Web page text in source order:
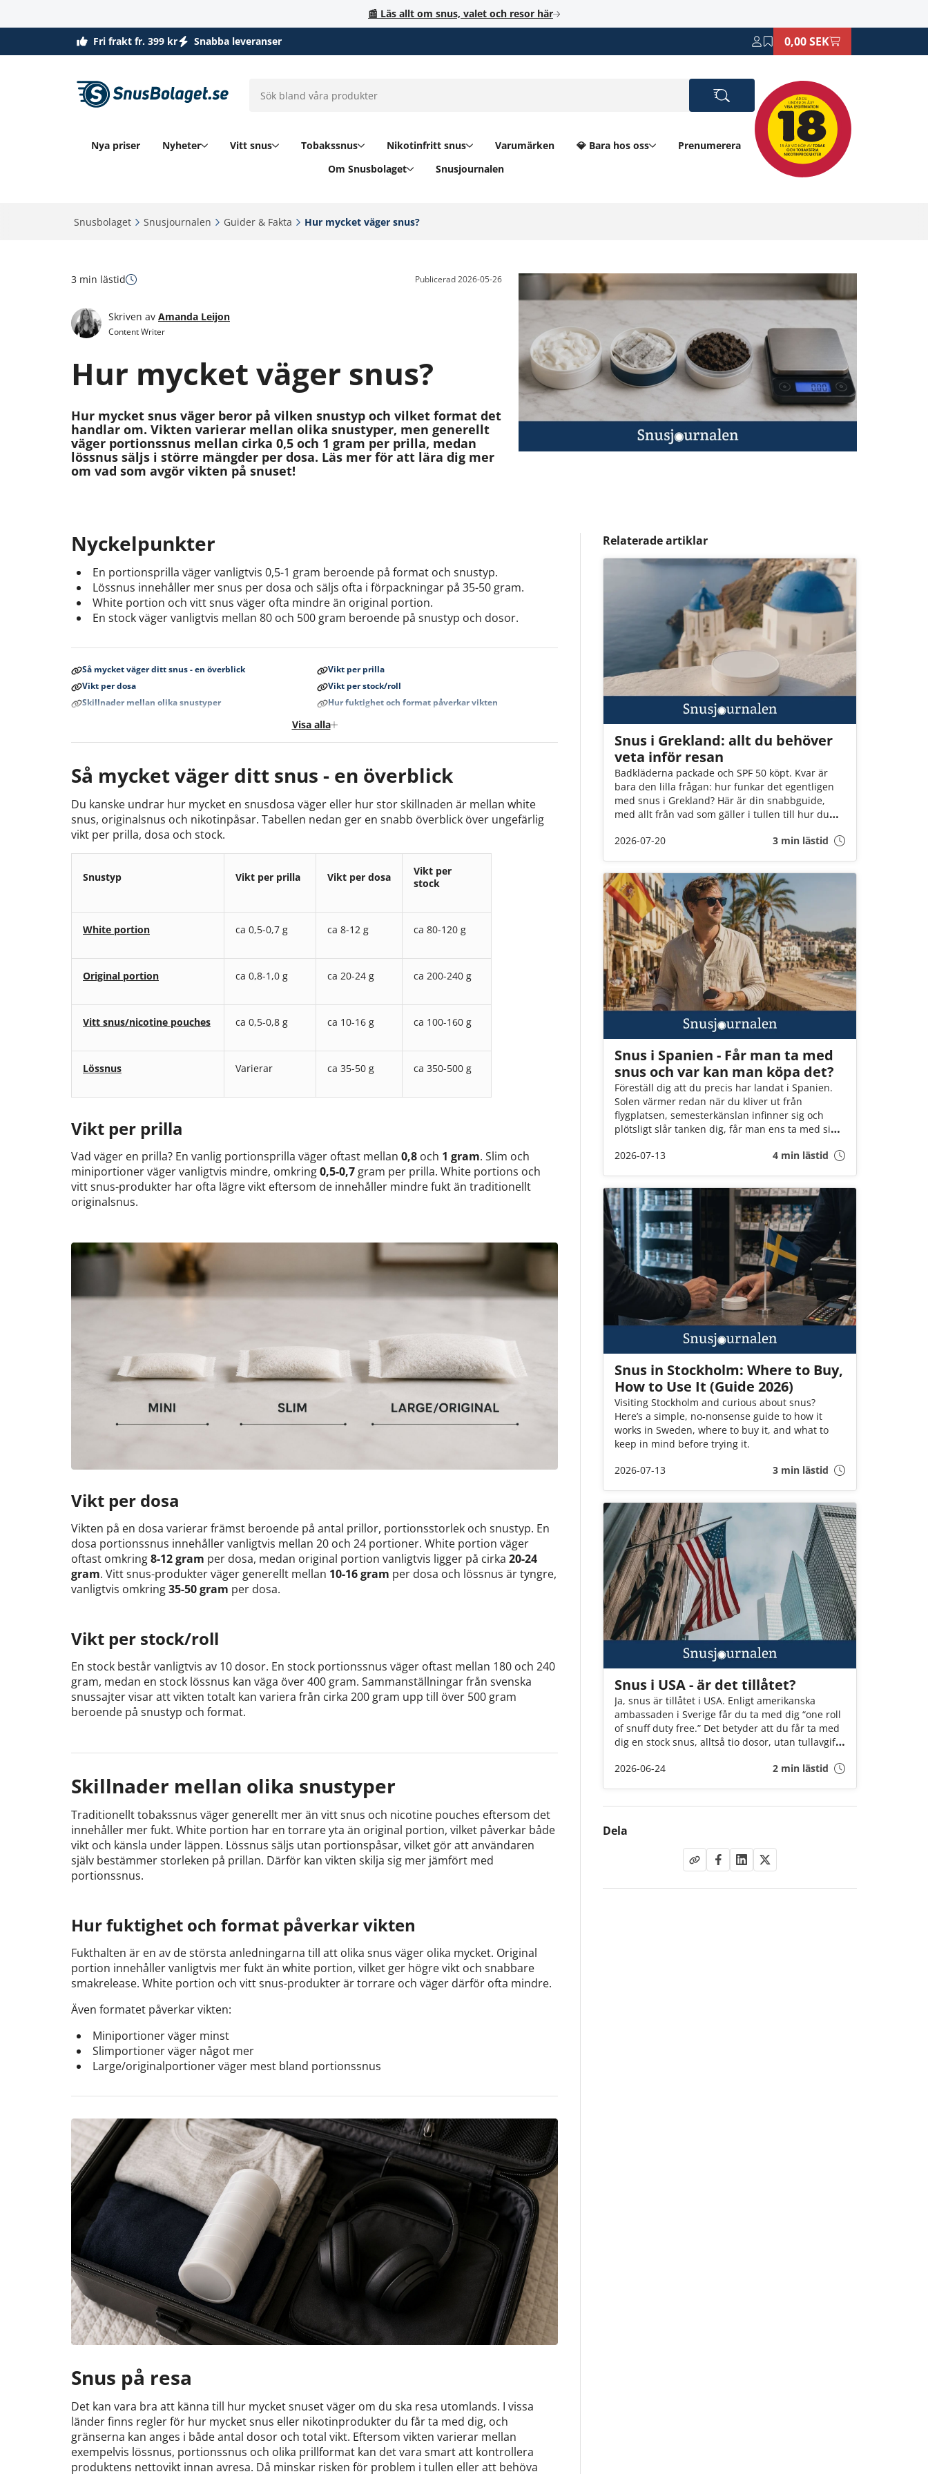
📰 Läs allt om snus, valet och resor här
Fri frakt fr. 399 kr Snabba leveranser 0,00 SEK
Nya priser Nyheter Vitt snus Tobakssnus Nikotinfritt snus Varumärken 💎 Bara hos oss
Prenumerera
Om Snusbolaget
Snusjournalen
Snusbolaget‎ Snusjournalen‎ Guider & Fakta‎ Hur mycket väger snus?‎
3 min lästid Publicerad2026-05-26
Skriven av Amanda Leijon
Content Writer
Hur mycket väger snus?
Hur mycket snus väger beror på vilken snustyp och vilket format det
handlar om. Vikten varierar mellan olika snustyper, men generellt
väger portionssnus mellan cirka 0,5 och 1 gram per prilla, medan
lössnus säljs i större mängder per dosa. Läs mer för att lära dig mer
om vad som avgör vikten på snuset!
Nyckelpunkter
En portionsprilla väger vanligtvis 0,5-1 gram beroende på format och snustyp.
Lössnus innehåller mer snus per dosa och säljs ofta i förpackningar på 35-50 gram.
White portion och vitt snus väger ofta mindre än original portion.
En stock väger vanligtvis mellan 80 och 500 gram beroende på snustyp och dosor.
Så mycket väger ditt snus - en överblick
Vikt per prilla
Vikt per dosa
Vikt per stock/roll
Skillnader mellan olika snustyper
Hur fuktighet och format påverkar vikten
Visa alla
Så mycket väger ditt snus - en överblick
Du kanske undrar hur mycket en snusdosa väger eller hur stor skillnaden är mellan white
snus, originalsnus och nikotinpåsar. Tabellen nedan ger en snabb överblick över ungefärlig
vikt per prilla, dosa och stock.
Snustyp Vikt per prilla Vikt per dosa
Vikt per
stock
White portion ca 0,5-0,7 g ca 8-12 g ca 80-120 g
Original portion ca 0,8-1,0 g ca 20-24 g ca 200-240 g
Vitt snus/nicotine pouches ca 0,5-0,8 g ca 10-16 g ca 100-160 g
Lössnus Varierar ca 35-50 g ca 350-500 g
Vikt per prilla
Vad väger en prilla? En vanlig portionsprilla väger oftast mellan 0,8 och 1 gram. Slim och
miniportioner väger vanligtvis mindre, omkring0,5-0,7 gram per prilla. White portions och
vitt snus-produkter har ofta lägre vikt eftersom de innehåller mindre fukt än traditionellt
originalsnus.
Vikt per dosa
Vikten på en dosa varierar främst beroende på antal prillor, portionsstorlek och snustyp. En
dosa portionssnus innehåller vanligtvis mellan 20 och 24 portioner. White portion väger
oftast omkring8-12 gram per dosa, medan original portion vanligtvis ligger på cirka 20-24
gram. Vitt snus-produkter väger generellt mellan 10-16 gram per dosa och lössnus är tyngre,
vanligtvis omkring35-50 gram per dosa.
Vikt per stock/roll
En stock består vanligtvis av 10 dosor. En stock portionssnus väger oftast mellan 180 och 240
gram, medan en stock lössnus kan väga över 400 gram. Sammanställningar från svenska
snussajter visar att vikten totalt kan variera från cirka 200 gram upp till över 500 gram
beroende på snustyp och format.
Skillnader mellan olika snustyper
Traditionellt tobakssnus väger generellt mer än vitt snus och nicotine pouches eftersom det
innehåller mer fukt. White portion har en torrare yta än original portion, vilket påverkar både
vikt och känsla under läppen. Lössnus säljs utan portionspåsar, vilket gör att användaren
själv bestämmer storleken på prillan. Därför kan vikten skilja sig mer jämfört med
portionssnus.
Hur fuktighet och format påverkar vikten
Fukthalten är en av de största anledningarna till att olika snus väger olika mycket. Original
portion innehåller vanligtvis mer fukt än white portion, vilket ger högre vikt och snabbare
smakrelease. White portion och vitt snus-produkter är torrare och väger därför ofta mindre.
Även formatet påverkar vikten:
Miniportioner väger minst
Slimportioner väger något mer
Large/originalportioner väger mest bland portionssnus
Snus på resa
Det kan vara bra att känna till hur mycket snuset väger om du ska resa utomlands. I vissa
länder finns regler för hur mycket snus eller nikotinprodukter du får ta med dig, och
gränserna kan anges i både antal dosor och total vikt. Eftersom vikten varierar mellan
exempelvis lössnus, portionssnus och olika prillformat kan det vara smart att kontrollera
produktens nettovikt innan avresa. Då minskar risken för problem i tullen eller att behöva
Relaterade artiklar
Snus i Grekland: allt du behöver
veta inför resan
Badkläderna packade och SPF 50 köpt. Kvar är
bara den lilla frågan: hur funkar det egentligen
med snus i Grekland? Här är din snabbguide,
med allt från vad som gäller i tullen till hur du
Egeiska havet!
2026-07-20 3 min lästid
Snus i Spanien - Får man ta med
snus och var kan man köpa det?
Föreställ dig att du precis har landat i Spanien.
Solen värmer redan när du kliver ut från
flygplatsen, semesterkänslan infinner sig och
plötsligt slår tanken dig, får man ens ta med sig
den här guiden går vi igenom det du behöver
2026-07-13 4 min lästid
Snus in Stockholm: Where to Buy,
How to Use It (Guide 2026)
Visiting Stockholm and curious about snus?
Here’s a simple, no-nonsense guide to how it
works in Sweden, where to buy it, and what to
keep in mind before trying it.
2026-07-13
3 min lästid
Snus i USA - är det tillåtet?
Ja, snus är tillåtet i USA. Enligt amerikanska
ambassaden i Sverige får du ta med dig “one roll
of snuff duty free.” Det betyder att du får ta med
dig en stock snus, alltså tio dosor, utan tullavgift.
bruk.
2026-06-24 2 min lästid
Dela